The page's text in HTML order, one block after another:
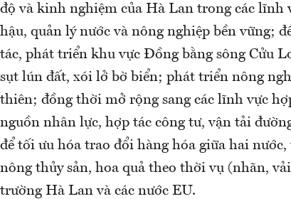
độ và kinh nghiệm của Hà Lan trong các
hậu, quản lý nước và nông nghiệp bền vững;
tác, phát triển khu vực Đồng bằng sông Cửu
sụt lún đất, xói lở bờ biển; phát triển nông
thiên; đồng thời mở rộng sang các lĩnh vực
nguồn nhân lực, hợp tác công tư, vận tải
để tối ưu hóa trao đổi hàng hóa giữa hai
nông thủy sản, hoa quả theo thời vụ (nhãn,
trường Hà Lan và các nước EU.